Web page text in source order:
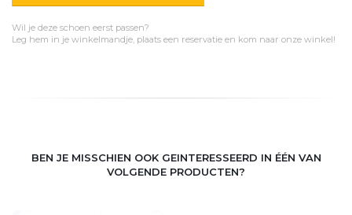
Wil je deze schoen eerst passen?
Leg hem in je winkelmandje, plaats een reservatie en kom naar onze winkel!
BEN JE MISSCHIEN OOK GEINTERESSEERD IN ÉÉN VAN
VOLGENDE PRODUCTEN?